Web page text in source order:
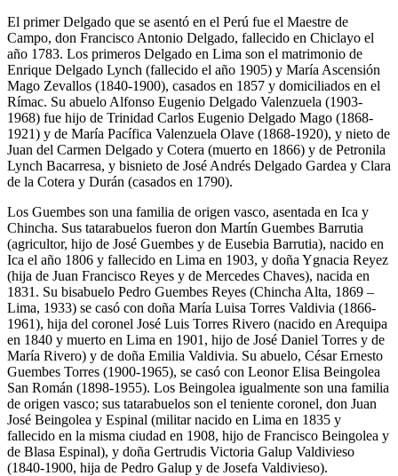
El primer Delgado que se asentó en el Perú fue el Maestre de
Campo, don Francisco Antonio Delgado, fallecido en Chiclayo el
año 1783. Los primeros Delgado en Lima son el matrimonio de
Enrique Delgado Lynch (fallecido el año 1905) y María Ascensión
Mago Zevallos (1840-1900), casados en 1857 y domiciliados en el
Rímac. Su abuelo Alfonso Eugenio Delgado Valenzuela (1903-
1968) fue hijo de Trinidad Carlos Eugenio Delgado Mago (1868-
1921) y de María Pacífica Valenzuela Olave (1868-1920), y nieto de
Juan del Carmen Delgado y Cotera (muerto en 1866) y de Petronila
Lynch Bacarresa, y bisnieto de José Andrés Delgado Gardea y Clara
de la Cotera y Durán (casados en 1790).
Los Guembes son una familia de origen vasco, asentada en Ica y
Chincha. Sus tatarabuelos fueron don Martín Guembes Barrutia
(agricultor, hijo de José Guembes y de Eusebia Barrutia), nacido en
Ica el año 1806 y fallecido en Lima en 1903, y doña Ygnacia Reyez
(hija de Juan Francisco Reyes y de Mercedes Chaves), nacida en
1831. Su bisabuelo Pedro Guembes Reyes (Chincha Alta, 1869 –
Lima, 1933) se casó con doña María Luisa Torres Valdivia (1866-
1961), hija del coronel José Luis Torres Rivero (nacido en Arequipa
en 1840 y muerto en Lima en 1901, hijo de José Daniel Torres y de
María Rivero) y de doña Emilia Valdivia. Su abuelo, César Ernesto
Guembes Torres (1900-1965), se casó con Leonor Elisa Beingolea
San Román (1898-1955). Los Beingolea igualmente son una familia
de origen vasco; sus tatarabuelos son el teniente coronel, don Juan
José Beingolea y Espinal (militar nacido en Lima en 1835 y
fallecido en la misma ciudad en 1908, hijo de Francisco Beingolea y
de Blasa Espinal), y doña Gertrudis Victoria Galup Valdivieso
(1840-1900, hija de Pedro Galup y de Josefa Valdivieso).